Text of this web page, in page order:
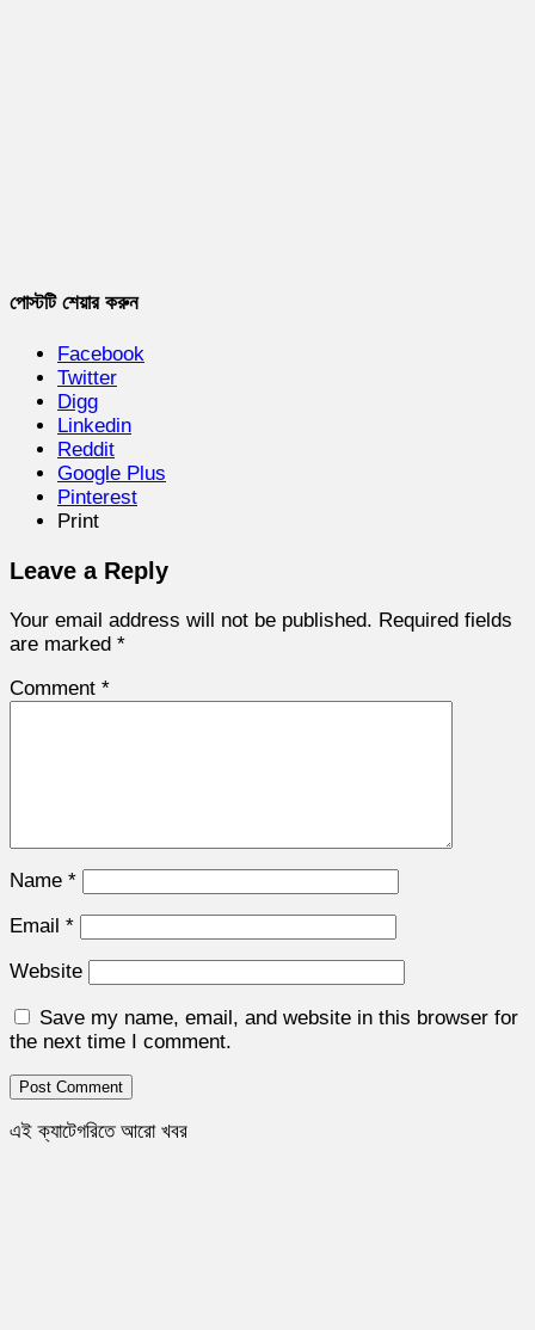
পোস্টটি শেয়ার করুন
Facebook
Twitter
Digg
Linkedin
Reddit
Google Plus
Pinterest
Print
Leave a Reply
Your email address will not be published. Required fields
are marked *
Comment *
Name *
Email *
Website
Save my name, email, and website in this browser for
the next time I comment.
এই ক্যাটেগরিতে আরো খবর